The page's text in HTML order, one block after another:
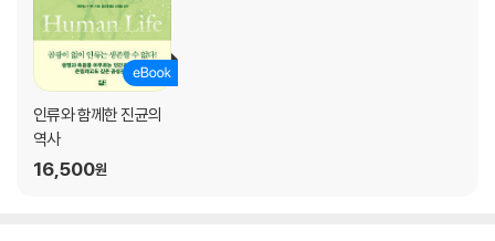
인류와 함께한 진균의
역사
16,500원